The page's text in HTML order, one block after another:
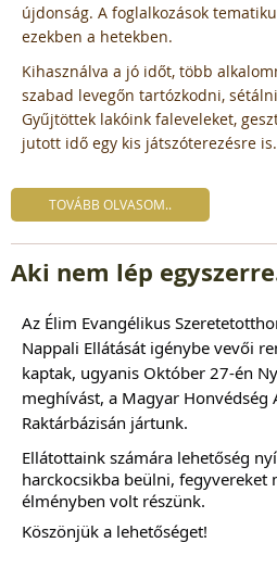
újdonság. A foglalkozások
ezekben a hetekben.
Kihasználva a jó időt, több
szabad levegőn tartózkodni,
Gyűjtöttek lakóink faleveleket,
jutott idő egy kis játszóterezésre
TOVÁBB OLVASOM..
Aki nem lép
Az Élim Evangélikus
Nappali Ellátását igénybe vevői
kaptak, ugyanis Október 27-én
meghívást, a Magyar Honvédség
Raktárbázisán jártunk.
Ellátottaink számára lehetőség
harckocsikba beülni, fegyvereket
élményben volt részünk.
Köszönjük a lehetőséget!